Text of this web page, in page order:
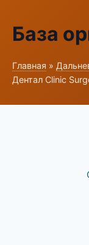
База
Главная »
Дентал Clinic